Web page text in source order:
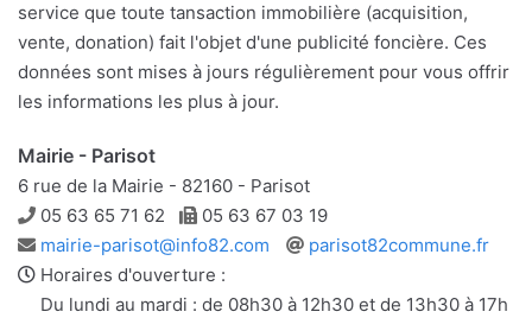
service que toute tansaction immobilière (acquisition,
vente, donation) fait l'objet d'une publicité foncière. Ces
données sont mises à jours régulièrement pour vous offrir
les informations les plus à jour.
Mairie - Parisot
6 rue de la Mairie - 82160 - Parisot
Téléphone
05 63 65 71 62 Télécopie
05 63 67 03 19
Adresse
e-
mail
mairie-parisot@info82.com
Site
parisot82commune.fr
Horaires d'ouverture :
Du lundi au mardi : de 08h30 à 12h30 et de 13h30 à 17h